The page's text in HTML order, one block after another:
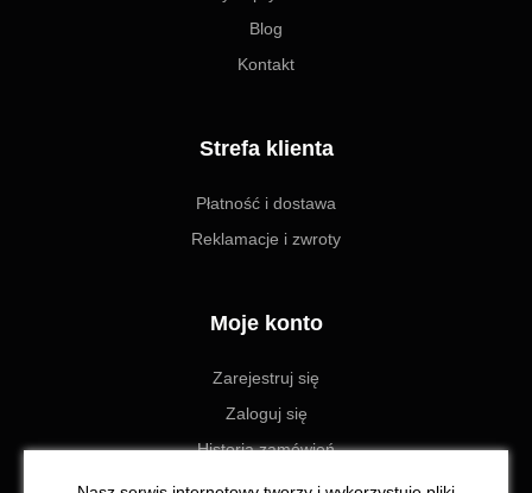
Blog
Kontakt
Strefa klienta
Płatność i dostawa
Reklamacje i zwroty
Moje konto
Zarejestruj się
Zaloguj się
Historia zamówień
Ustawienia